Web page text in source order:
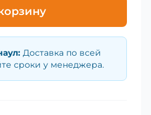
: Доставка по всей
сроки у менеджера.